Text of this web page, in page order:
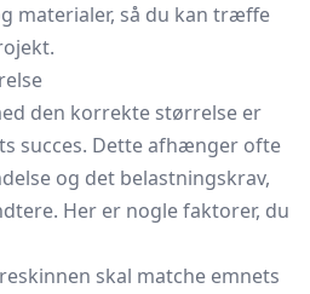
materialer, så du kan træffe
den korrekte størrelse er
succes. Dette afhænger ofte
og det belastningskrav,
Her er nogle faktorer, du
skal matche emnets